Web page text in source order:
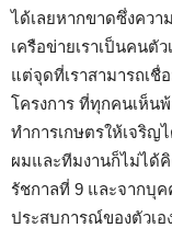
ได้เลยหากขาดซึ่งควา
เครือข่ายเราเป็นคนตั
แต่จุดที่เราสามารถเ
โครงการ ที่ทุกคนเห็น
ทำการเกษตรให้เจริ
ผมและทีมงานก็ไม่ได้
รัชกาลที่ 9 และจากบุ
ประสบการณ์ของตัวเอ